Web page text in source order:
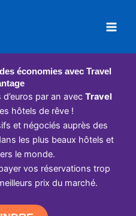
économies avec Travel
par an avec Travel
hôtels de rêve !
et négociés auprès des
les plus beaux hôtels et
le monde.
vos réservations trop
prix du marché.